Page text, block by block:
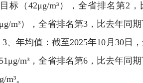
标（42μg/m³），全省排名第2
m³），全省排名第3，比去年同期
3、年均值：截至2025年10月30日
m³，全省排名第6，比去年同
m³。